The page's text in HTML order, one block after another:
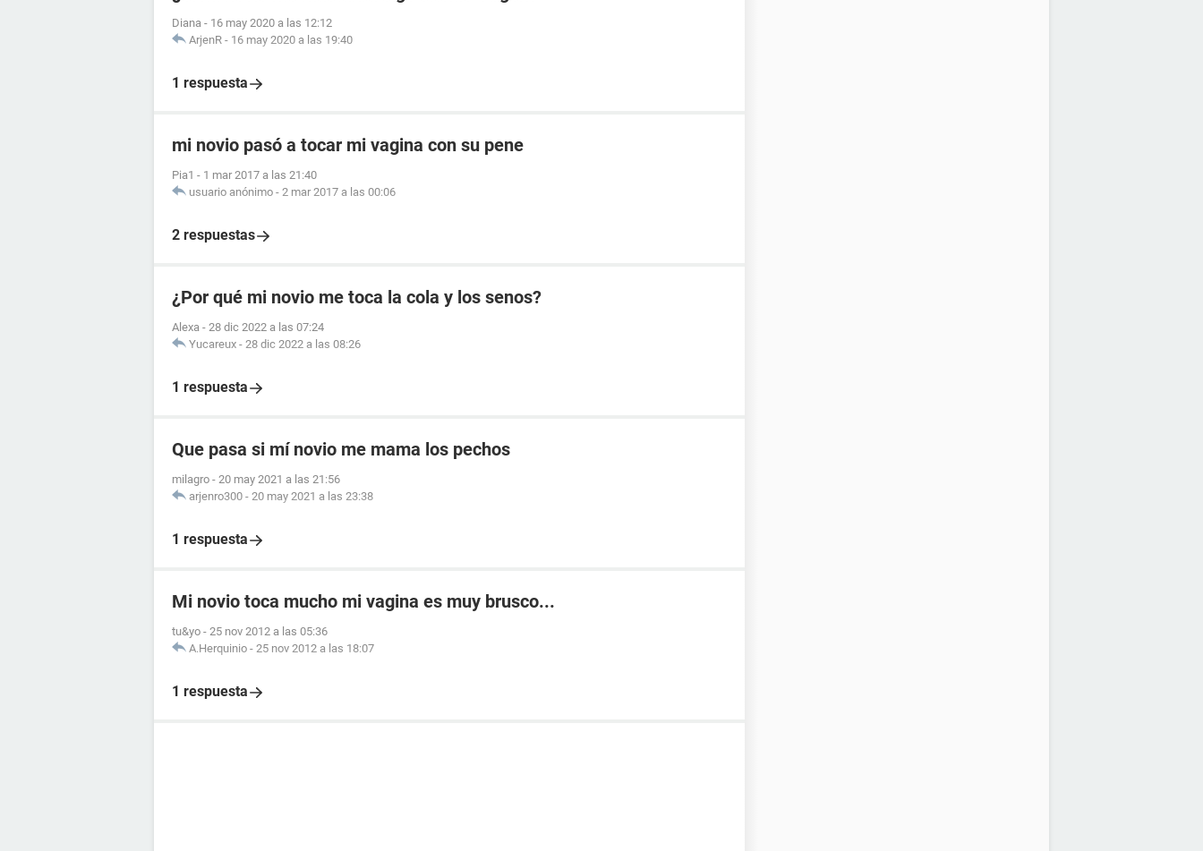
Diana - 16 may 2020 a las 12:12
ArjenR - 16 may 2020 a las 19:40
1 respuesta
mi novio pasó a tocar mi vagina con su pene
Pia1 - 1 mar 2017 a las 21:40
usuario anónimo - 2 mar 2017 a las 00:06
2 respuestas
¿Por qué mi novio me toca la cola y los senos?
Alexa - 28 dic 2022 a las 07:24
Yucareux - 28 dic 2022 a las 08:26
1 respuesta
Que pasa si mí novio me mama los pechos
milagro - 20 may 2021 a las 21:56
arjenro300 - 20 may 2021 a las 23:38
1 respuesta
Mi novio toca mucho mi vagina es muy brusco...
tu&yo - 25 nov 2012 a las 05:36
A.Herquinio - 25 nov 2012 a las 18:07
1 respuesta